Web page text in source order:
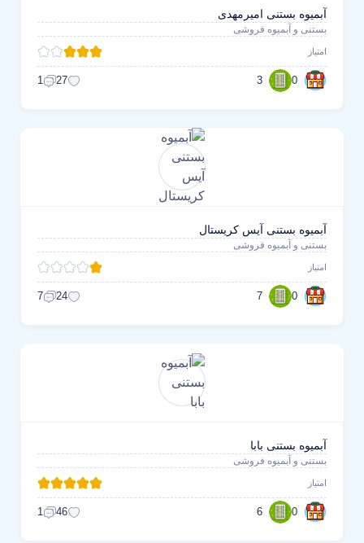
آبمیوه بستنی امیرمهدی
بستنی و آبمیوه فروشی
امتیاز
0
3
27
1
آبمیوه بستنی آیس کریستال
بستنی و آبمیوه فروشی
امتیاز
0
7
24
7
آبمیوه بستنی بابا
بستنی و آبمیوه فروشی
امتیاز
0
6
46
1